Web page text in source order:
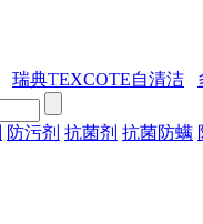
瑞典TEXCOTE自清洁
防污剂 抗菌剂 抗菌防螨